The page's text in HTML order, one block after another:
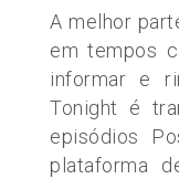
A melhor
em tempos
informar e
Tonight é
episódios
plataforma